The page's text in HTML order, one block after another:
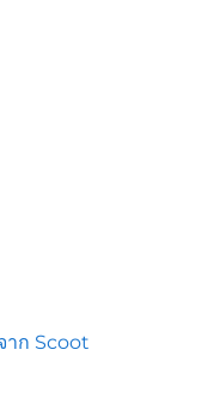
าก Scoot